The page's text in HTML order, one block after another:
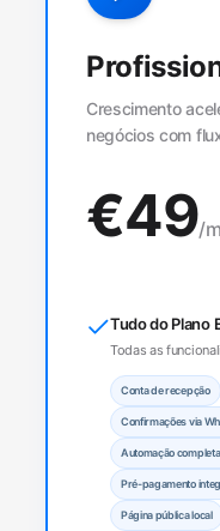
Crescimento
negócios com
€49/
Tudo do Plano
Todas as
Conta de recepção
Confirmações via
Automação
Pré-pagamento
Página pública local